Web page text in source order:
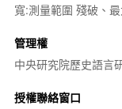
寬:測量範圍 殘破、
管理權
中央研究院歷史語言
授權聯絡窗口